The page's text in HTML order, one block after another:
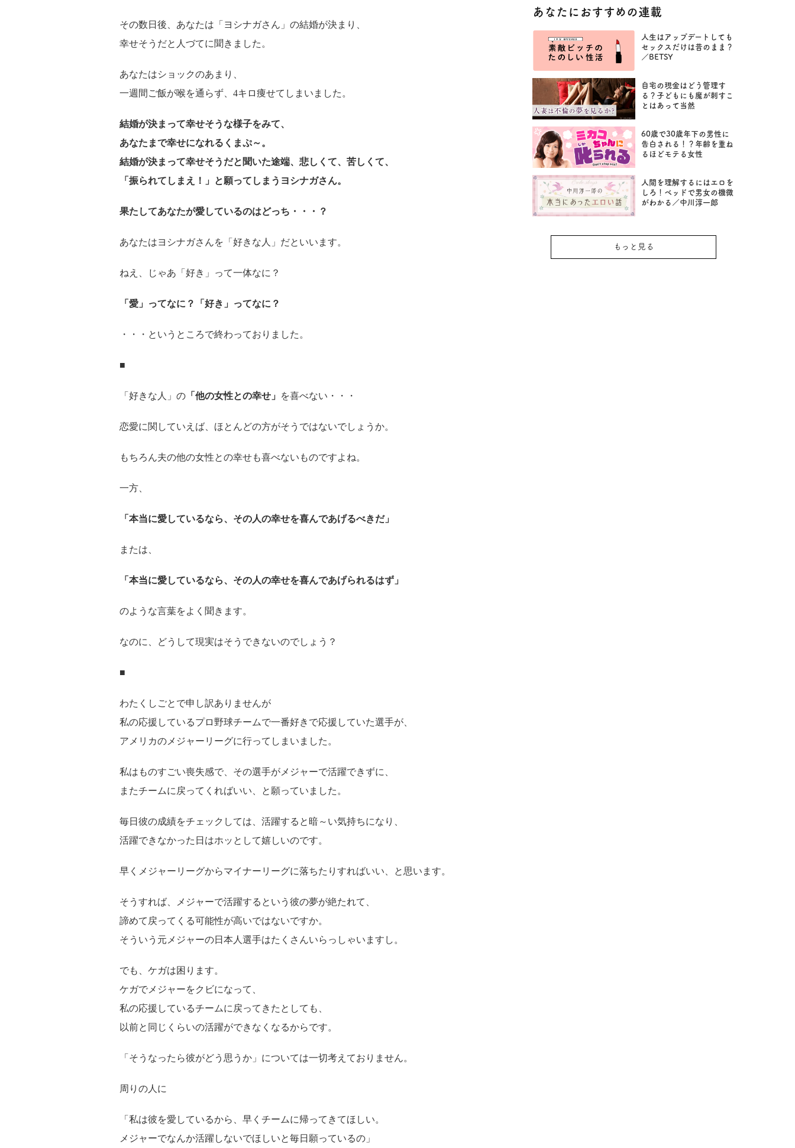
その数日後、あなたは「ヨシナガさん」の結婚が決まり、
幸せそうだと人づてに聞きました。
あなたはショックのあまり、
一週間ご飯が喉を通らず、4キロ痩せてしまいました。
結婚が決まって幸せそうな様子をみて、
あなたまで幸せになれるくまぷ～。
結婚が決まって幸せそうだと聞いた途端、悲しくて、苦しくて、
「振られてしまえ！」と願ってしまうヨシナガさん。
果たしてあなたが愛しているのはどっち・・・？
あなたはヨシナガさんを「好きな人」だといいます。
ねえ、じゃあ「好き」って一体なに？
「愛」ってなに？「好き」ってなに？
・・・というところで終わっておりました。
■
「好きな人」の 「他の女性との幸せ」 を喜べない・・・
恋愛に関していえば、ほとんどの方がそうではないでしょうか。
もちろん夫の他の女性との幸せも喜べないものですよね。
一方、
「本当に愛しているなら、その人の幸せを喜んであげるべきだ」
または、
「本当に愛しているなら、その人の幸せを喜んであげられるはず」
のような言葉をよく聞きます。
なのに、どうして現実はそうできないのでしょう？
■
わたくしごとで申し訳ありませんが
私の応援しているプロ野球チームで一番好きで応援していた選手が、
アメリカのメジャーリーグに行ってしまいました。
私はものすごい喪失感で、その選手がメジャーで活躍できずに、
またチームに戻ってくればいい、と願っていました。
毎日彼の成績をチェックしては、活躍すると暗～い気持ちになり、
活躍できなかった日はホッとして嬉しいのです。
早くメジャーリーグからマイナーリーグに落ちたりすればいい、と思います。
そうすれば、メジャーで活躍するという彼の夢が絶たれて、
諦めて戻ってくる可能性が高いではないですか。
そういう元メジャーの日本人選手はたくさんいらっしゃいますし。
でも、ケガは困ります。
ケガでメジャーをクビになって、
私の応援しているチームに戻ってきたとしても、
以前と同じくらいの活躍ができなくなるからです。
「そうなったら彼がどう思うか」については一切考えておりません。
周りの人に
「私は彼を愛しているから、早くチームに帰ってきてほしい。
メジャーでなんか活躍しないでほしいと毎日願っているの」
あなたにおすすめの連載
人生はアップデートしても
セックスだけは昔のまま？
／BETSY
自宅の現金はどう管理す
る？子どもにも魔が刺すこ
とはあって当然
60歳で30歳年下の男性に
告白される！？年齢を重ね
るほどモテる女性
人間を理解するにはエロを
しろ！ベッドで男女の機微
がわかる／中川淳一郎
もっと見る